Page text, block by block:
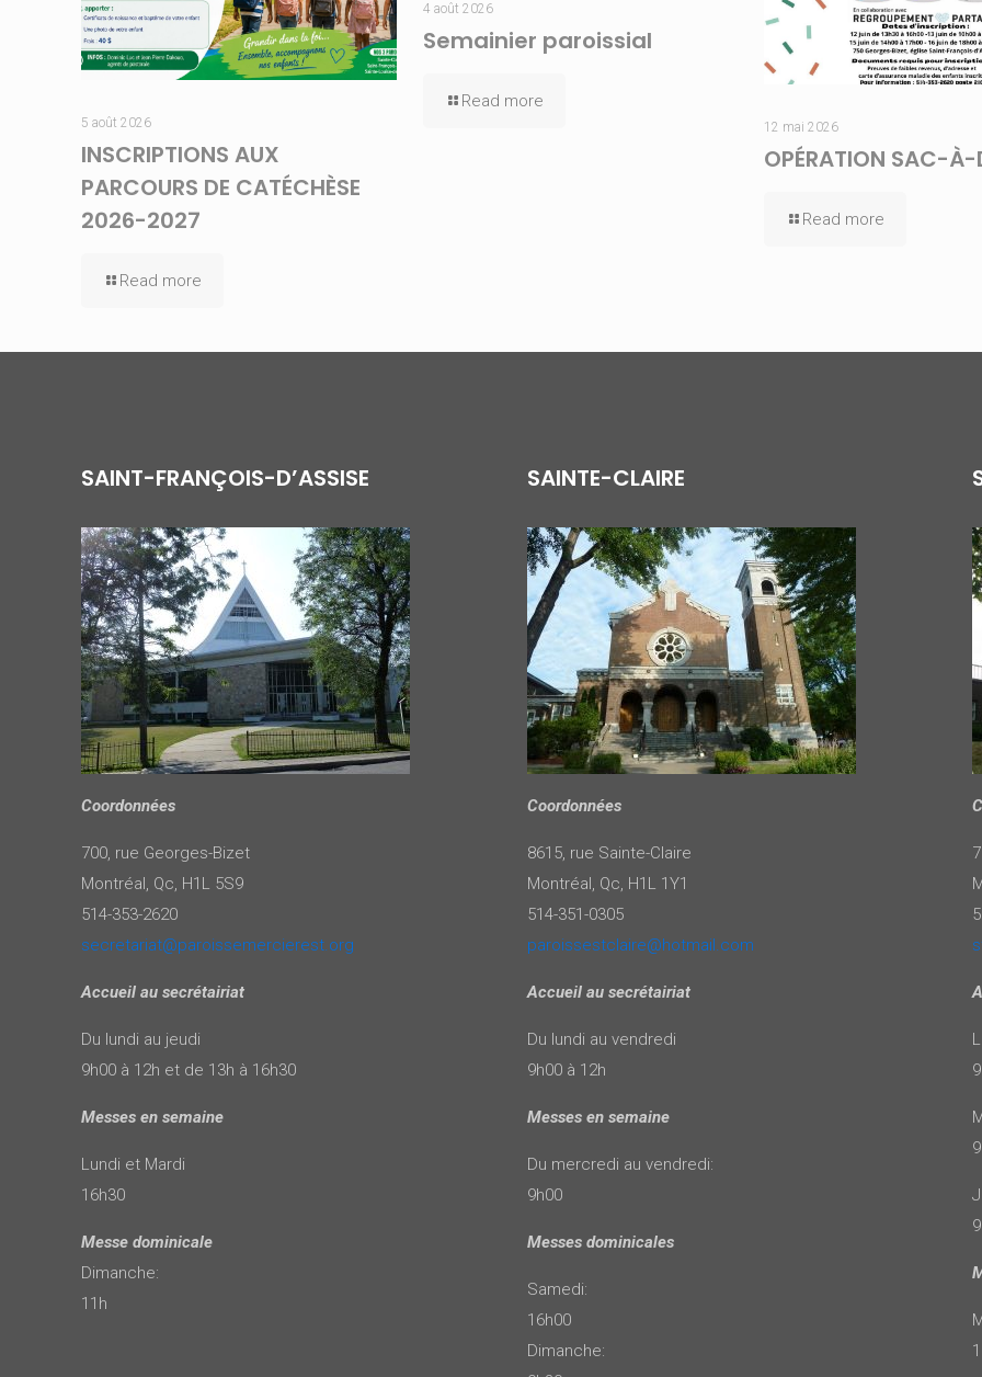
5 août 2026
INSCRIPTIONS AUX
PARCOURS DE CATÉCHÈSE
2026-2027
Read more
4 août 2026
Semainier paroissial
Read more
12 mai 2026
OPÉRATION SAC-À-
Read more
SAINT-FRANÇOIS-D’ASSISE
Coordonnées
700, rue Georges-Bizet
Montréal, Qc, H1L 5S9
514-353-2620
secretariat@paroissemercierest.org
Accueil au secrétairiat
Du lundi au jeudi
9h00 à 12h et de 13h à 16h30
Messes en semaine
Lundi et Mardi
16h30
Messe dominicale
Dimanche:
11h
SAINTE-CLAIRE
Coordonnées
8615, rue Sainte-Claire
Montréal, Qc, H1L 1Y1
514-351-0305
paroissestclaire@hotmail.com
Accueil au secrétairiat
Du lundi au vendredi
9h00 à 12h
Messes en semaine
Du mercredi au vendredi:
9h00
Messes dominicales
Samedi:
16h00
Dimanche: